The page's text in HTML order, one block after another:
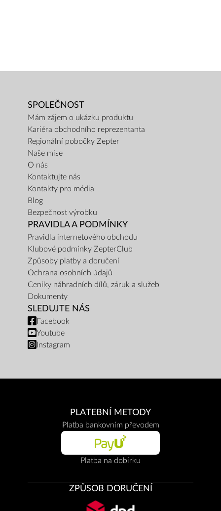
SPOLEČNOST
Mám zájem o ukázku produktu
Kariéra obchodního reprezentanta
Regionální pobočky Zepter
Naše mise
O nás
Kontaktujte nás
Kontakty pro média
Blog
Bezpečnost výrobku
PRAVIDLA A PODMÍNKY
Pravidla internetového obchodu
Klubové podmínky ZepterClub
Způsoby platby a doručení
Ochrana osobních údajů
Ceníky náhradních dílů, záruk a služeb
Dokumenty
SLEDUJTE NÁS
Facebook
Youtube
Instagram
PLATEBNÍ METODY
Platba bankovním převodem
Platba na dobírku
ZPŮSOB DORUČENÍ